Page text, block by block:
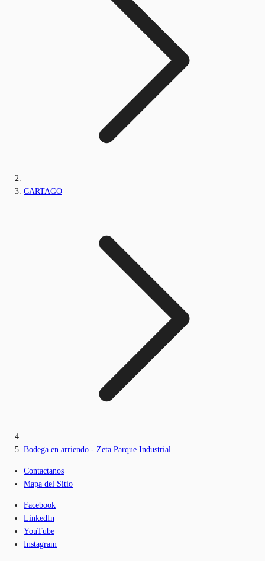
CARTAGO
Bodega en arriendo - Zeta Parque Industrial
Contactanos
Mapa del Sitio
Facebook
LinkedIn
YouTube
Instagram